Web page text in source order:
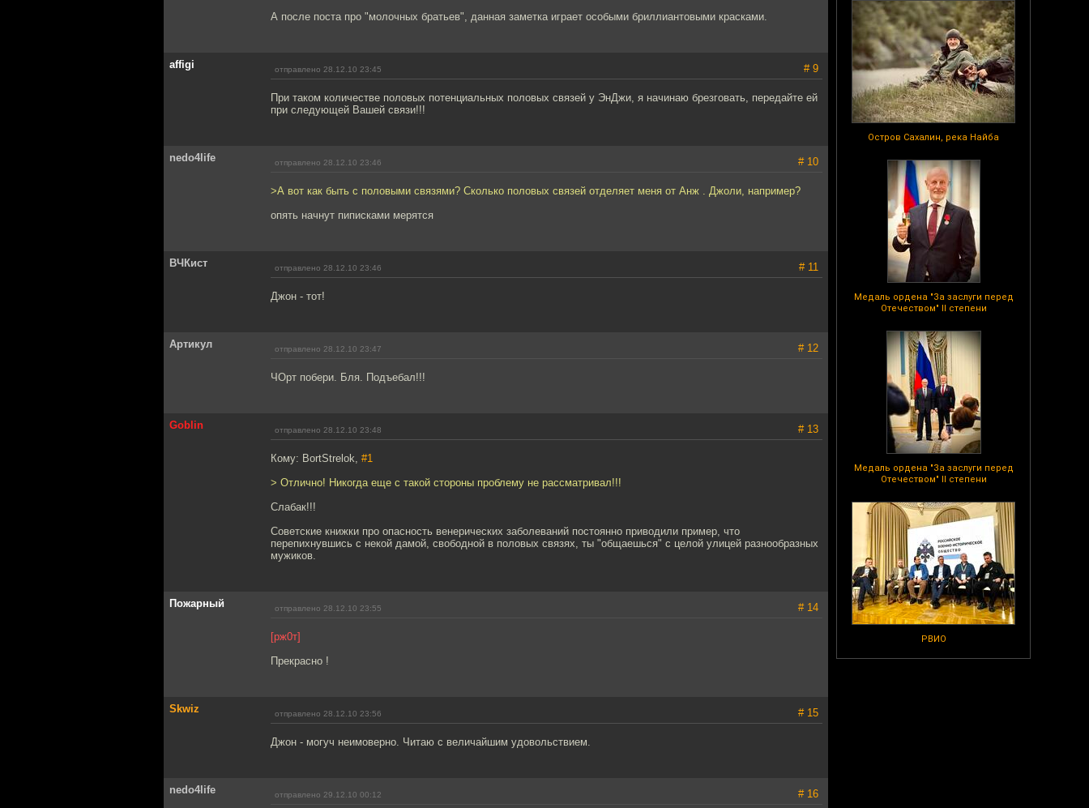
Остров Сахалин, река Найба
Медаль ордена "За заслуги перед
Отечеством" II степени
Медаль ордена "За заслуги перед
Отечеством" II степени
РВИО
А после поста про "молочных братьев", данная заметка играет особыми бриллиантовыми красками.
affigi отправлено 28.12.10 23:45 # 9
При таком количестве половых потенциальных половых связей у ЭнДжи, я начинаю брезговать, передайте ей
при следующей Вашей связи!!!
nedo4life отправлено 28.12.10 23:46 # 10
>А вот как быть с половыми связями? Сколько половых связей отделяет меня от Анж . Джоли, например?
опять начнут пиписками мерятся
ВЧКист отправлено 28.12.10 23:46 # 11
Джон - тот!
Артикул отправлено 28.12.10 23:47 # 12
ЧОрт побери. Бля. Подъебал!!!
Goblin отправлено 28.12.10 23:48 # 13
Кому: BortStrelok, #1
> Отлично! Никогда еще с такой стороны проблему не рассматривал!!!
Слабак!!!
Советские книжки про опасность венерических заболеваний постоянно приводили пример, что
перепихнувшись с некой дамой, свободной в половых связях, ты "общаешься" с целой улицей разнообразных
мужиков.
Пожарный отправлено 28.12.10 23:55 # 14
[рж0т]
Прекрасно !
Skwiz отправлено 28.12.10 23:56 # 15
Джон - могуч неимоверно. Читаю с величайшим удовольствием.
nedo4life отправлено 29.12.10 00:12 # 16